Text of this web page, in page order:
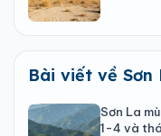
Bài viết về Sơn
Sơn La
1-4 và